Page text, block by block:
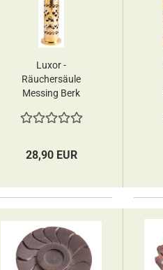
Luxor -
Räuchersäule
Messing Berk
28,90 EUR